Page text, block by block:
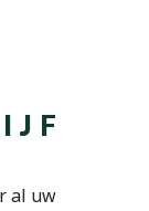
al uw